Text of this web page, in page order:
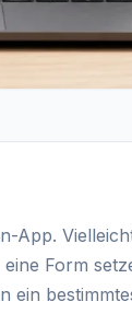
App.
Form
ein